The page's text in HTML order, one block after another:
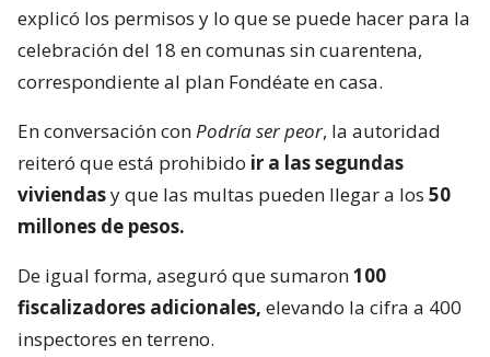
explicó los permisos y lo que se puede hacer para la
celebración del 18 en comunas sin cuarentena,
correspondiente al plan Fondéate en casa.
En conversación conPodría ser peor, la autoridad
reiteró que está prohibido ir a las segundas
viviendasy que las multas pueden llegar a los 50
millones de pesos.
De igual forma, aseguró que sumaron100
fiscalizadores adicionales, elevando la cifra a 400
inspectores en terreno.